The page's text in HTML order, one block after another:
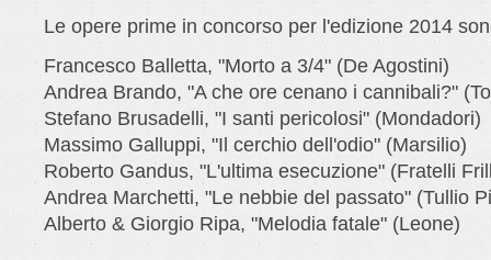
Le opere prime in concorso per l'edizione 2014
Francesco Balletta, "Morto a 3/4" (De Agostini)
Andrea Brando, "A che ore cenano i cannibali?"
Stefano Brusadelli, "I santi pericolosi" (Mondadori)
Massimo Galluppi, "Il cerchio dell'odio" (Marsilio)
Roberto Gandus, "L'ultima esecuzione" (Fratelli
Andrea Marchetti, "Le nebbie del passato" (Tullio
Alberto & Giorgio Ripa, "Melodia fatale" (Leone)